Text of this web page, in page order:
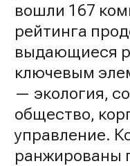
вошли 167
рейтинга
выдающиеся
ключевым
— экология,
общество,
управление.
ранжированы